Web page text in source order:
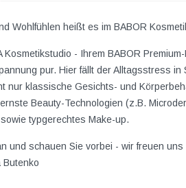
Wohlfühlen heißt es im BABOR
Kosmetikstudio - Ihrem BABOR
pur. Hier fällt der Alltagsstress
nur klassische Gesichts- und
Beauty-Technologien (z.B.
typgerechtes Make-up.
und schauen Sie vorbei - wir freuen uns
Butenko